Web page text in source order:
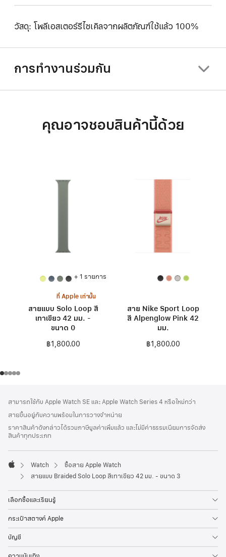
วัสดุ: โพลีเอสเตอร์รีไซเคิลจากผลิตภัณฑ์ใช้แล้ว 100%
การทำงานร่วมกัน
คุณอาจชอบสินค้านี้ด้วย
+ 1 รายการ
ที่ Apple เท่านั้น
สายแบบ Solo Loop สี
เทาเขียว 42 มม. -
ขนาด 0
฿1,800.00
สาย Nike Sport Loop
สี Alpenglow Pink 42
มม.
฿1,800.00
ท้าย
กระดาษ
เชิงอรรถ
สามารถใช้กับ Apple Watch SE และ Apple Watch Series 4 หรือใหม่กว่า
สายขึ้นอยู่กับความพร้อมในการวางจำหน่าย
ราคาสินค้าดังกล่าวได้รวมภาษีมูลค่าเพิ่มแล้ว และไม่มีค่าธรรมเนียมการจัดส่ง
สินค้าทุกประเภท
Apple
Watch
ซื้อสาย Apple Watch
สายแบบ Braided Solo Loop สีเทาเขียว 42 มม. - ขนาด 3
เลือกซื้อและเรียนรู้
กระเป๋าสตางค์ Apple
บัญชี